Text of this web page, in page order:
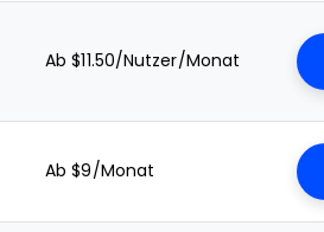
Ab $11.50/Nutzer/Monat
Ab $9/Monat